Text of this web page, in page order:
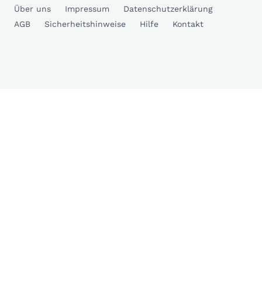
Über uns Impressum
Datenschutzerklärung
AGB
Sicherheitshinweise Hilfe Kontakt